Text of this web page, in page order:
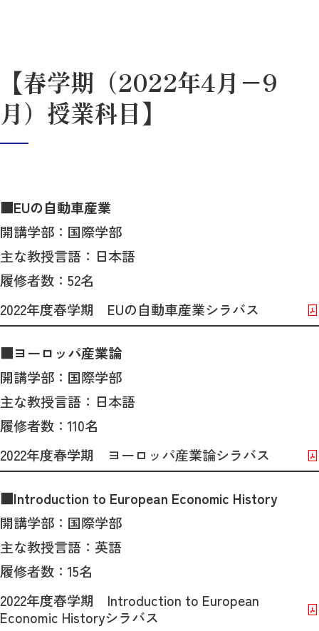
【春学期（2022年4月－9
月）授業科目】
■EUの自動車産業
開講学部：国際学部
主な教授言語：日本語
履修者数：52名
2022年度春学期 EUの自動車産業シラバス
■ヨーロッパ産業論
開講学部：国際学部
主な教授言語：日本語
履修者数：110名
2022年度春学期 ヨーロッパ産業論シラバス
■Introduction to European Economic History
開講学部：国際学部
主な教授言語：英語
履修者数：15名
2022年度春学期 Introduction to European
Economic Historyシラバス